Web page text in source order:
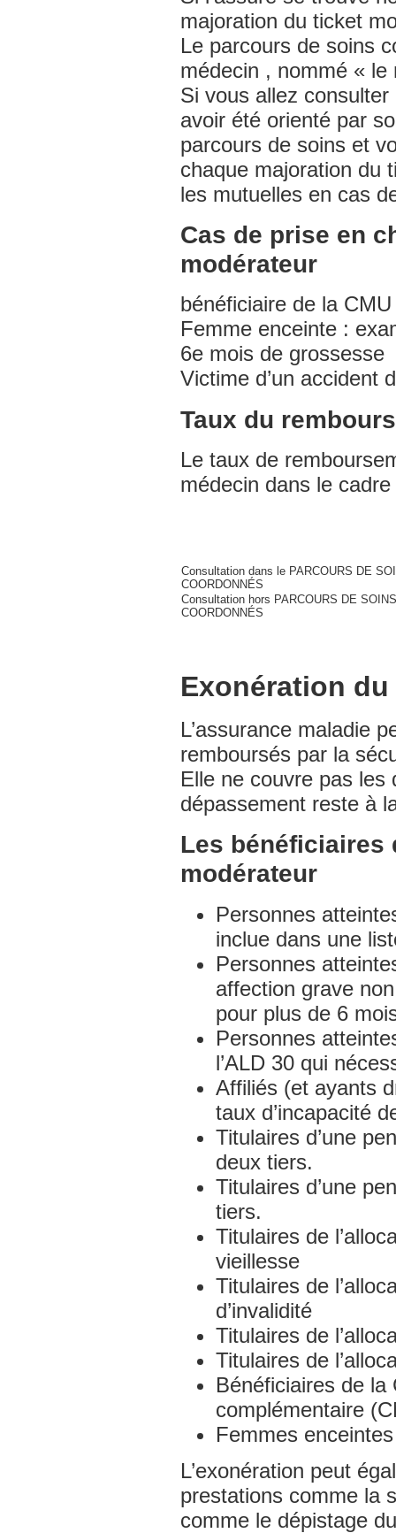
majoration du ticket
Le parcours de soins
médecin , nommé «
Si vous allez
avoir été orienté par
parcours de soins et
chaque majoration du
les mutuelles en cas
Cas de prise en
modérateur
bénéficiaire de la
Femme enceinte :
6e mois de grossesse
Victime d’un accident
Taux du
Le taux de
médecin dans le
Consultation dans le PARCOURS DE
COORDONNÉS
Consultation hors PARCOURS DE SOINS
COORDONNÉS
Exonération
L’assurance maladie
remboursés par la
Elle ne couvre pas les
dépassement reste à
Les bénéficiaires
modérateur
Personnes
inclue dans une
Personnes
affection grave
pour plus de 6
Personnes
l’ALD 30 qui
Affiliés (et ayants
taux d’incapacité
Titulaires d’une
deux tiers.
Titulaires d’une
tiers.
Titulaires de
vieillesse
Titulaires de
d’invalidité
Titulaires de
Titulaires de
Bénéficiaires de la
complémentaire
Femmes
L’exonération peut
prestations comme la
comme le dépistage